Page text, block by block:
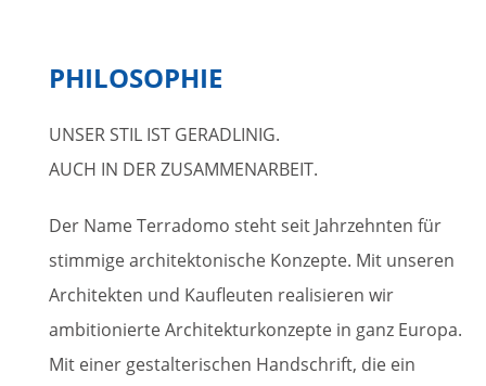
PHILOSOPHIE
UNSER STIL IST GERADLINIG.
AUCH IN DER ZUSAMMENARBEIT.
Der Name Terradomo steht seit Jahrzehnten für
stimmige architektonische Konzepte. Mit unseren
Architekten und Kaufleuten realisieren wir
ambitionierte Architekturkonzepte in ganz Europa.
Mit einer gestalterischen Handschrift, die ein